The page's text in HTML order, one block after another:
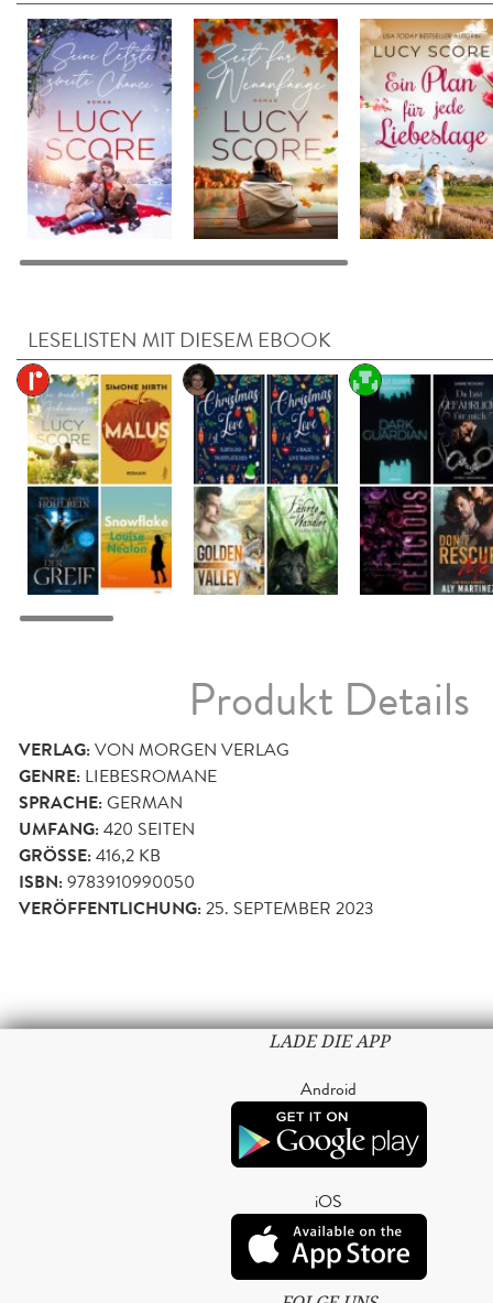
LESELISTEN MIT DIESEM EBOOK
Produkt Details
VERLAG:VON MORGEN VERLAG
GENRE: LIEBESROMANE
SPRACHE:GERMAN
UMFANG:420 SEITEN
GRÖSSE: 416,2 KB
ISBN:9783910990050
VERÖFFENTLICHUNG:25. SEPTEMBER 2023
LADE DIE APP
Android
iOS